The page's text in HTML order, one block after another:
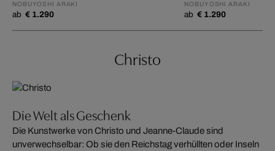
NOBUYOSHI ARAKI
ab € 1.290
NOBUYOSHI ARAKI
ab € 1.290
Christo
Die Welt als Geschenk
Die Kunstwerke von Christo und Jeanne-Claude sind
unverwechselbar: Ob sie den Reichstag verhüllten oder Inseln